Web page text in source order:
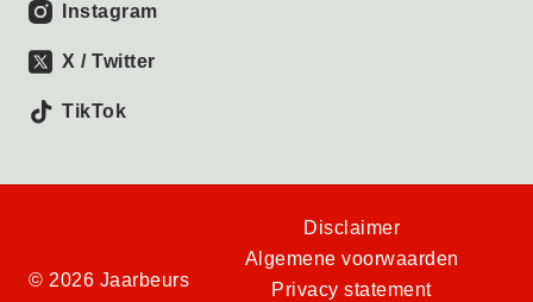
Instagram
X / Twitter
TikTok
© 2026 Jaarbeurs
Disclaimer
Algemene voorwaarden
Privacy statement